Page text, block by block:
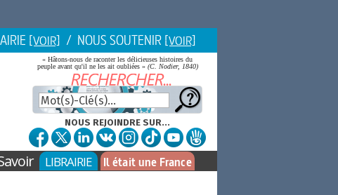
[VOIR] / NOUS SOUTENIR [VOIR]
« Hâtons-nous de raconter les délicieuses histoires du
peuple avant qu'il ne les ait oubliées » (C. Nodier, 1840)
NOUS REJOINDRE SUR...
LIBRAIRIE Il était une France